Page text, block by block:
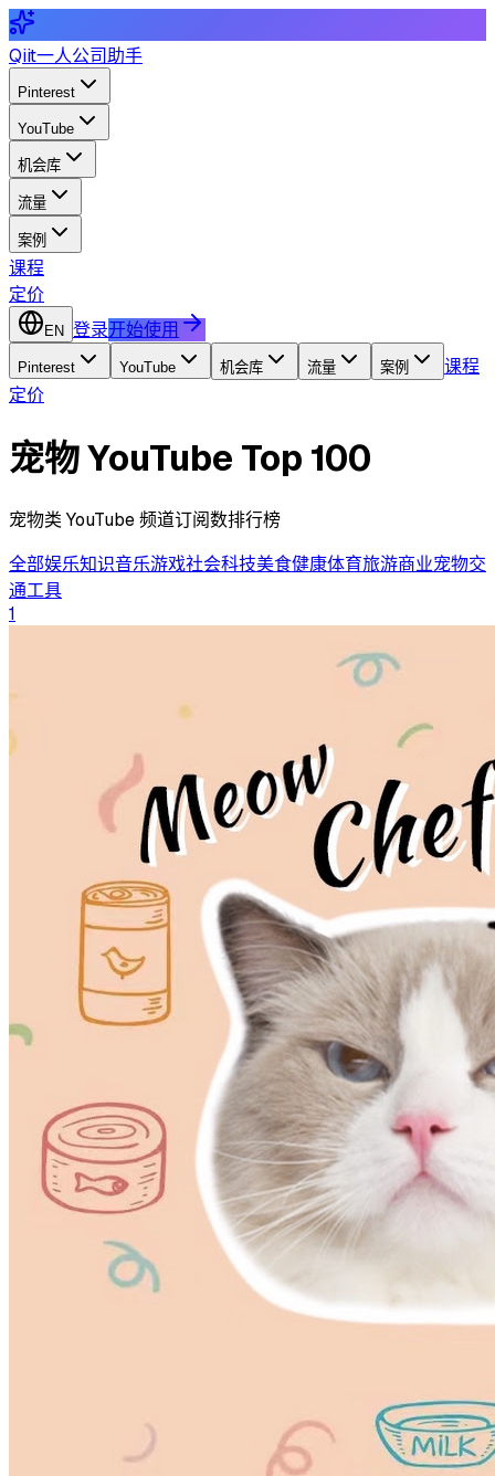
Qiit一人公司助手
Pinterest
YouTube
机会库
流量
案例
课程
定价
EN 登录开始使用
Pinterest YouTube 机会库 流量 案例
课程
定价
宠物 YouTube Top 100
宠物类 YouTube 频道订阅数排行榜
全部娱乐知识音乐游戏社会科技美食健康体育旅游商业宠物交
通工具
1